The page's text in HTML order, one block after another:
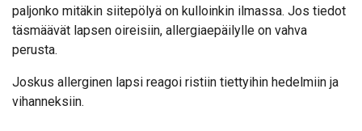
paljonko mitäkin siitepölyä on kulloinkin ilmassa. Jos tiedot
täsmäävät lapsen oireisiin, allergiaepäilylle on vahva
perusta.
Joskus allerginen lapsi reagoi ristiin tiettyihin hedelmiin ja
vihanneksiin.